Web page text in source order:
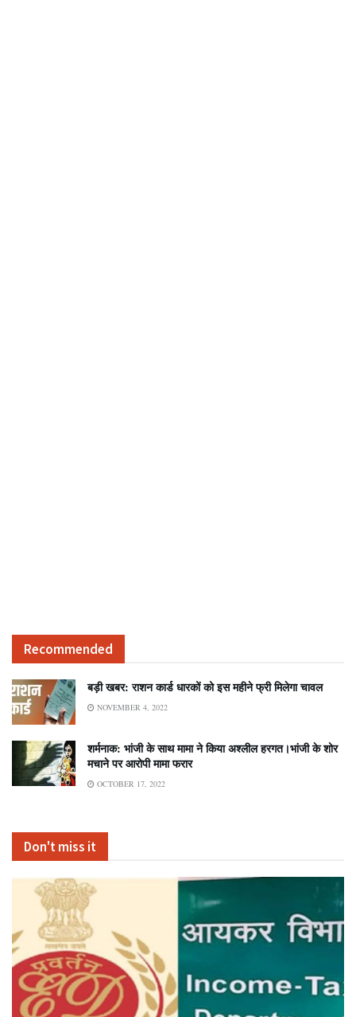
Recommended
बड़ी खबर: राशन कार्ड धारकों को इस महीने फ्री म‍िलेगा चावल
NOVEMBER 4, 2022
शर्मनाक: भांजी के साथ मामा ने किया अश्लील हरगत।भांजी के शोर
मचाने पर आरोपी मामा फरार
OCTOBER 17, 2022
Don't miss it